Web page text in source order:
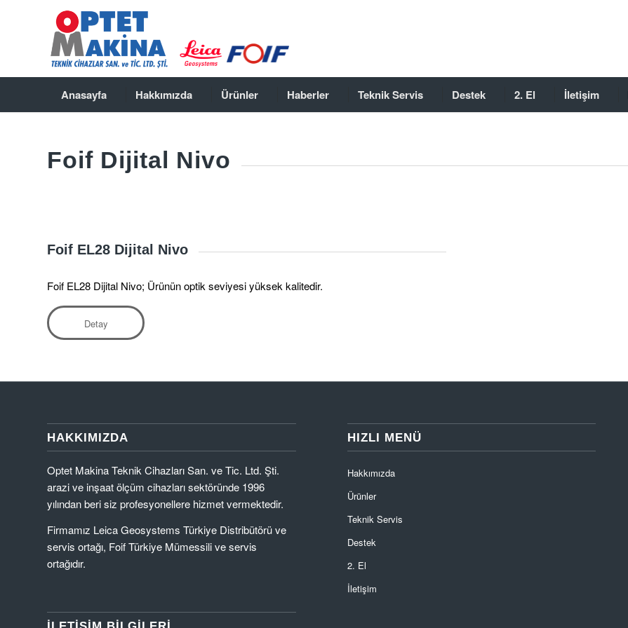
Anasayfa Hakkımızda Ürünler Haberler Teknik Servis Destek 2. El İletişim
Foif Dijital Nivo
Foif EL28 Dijital Nivo
Foif EL28 Dijital Nivo; Ürünün optik seviyesi yüksek kalitedir.
Detay
HAKKIMIZDA
Optet Makina Teknik Cihazları San. ve Tic. Ltd. Şti.
arazi ve inşaat ölçüm cihazları sektöründe 1996
yılından beri siz profesyonellere hizmet vermektedir.
Firmamız Leica Geosystems Türkiye Distribütörü ve
servis ortağı, Foif Türkiye Mümessili ve servis
ortağıdır.
HIZLI MENÜ
Hakkımızda
Ürünler
Teknik Servis
Destek
2. El
İletişim